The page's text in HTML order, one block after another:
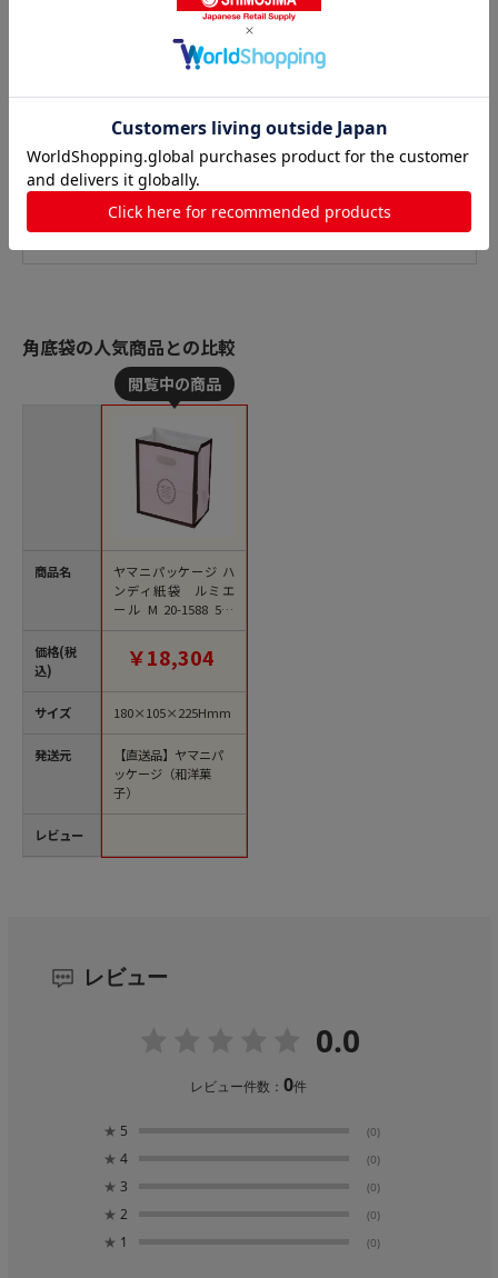
角底袋の人気商品との比較
商品名
価格(税
込)
サイズ
発送元
レビュー
ヤマニパッケージ ハ
ンディ紙袋 ルミエ
ール M 20-1588 500
枚/箱（ご注文単位1
箱）【直送品】
￥18,304
180×105×225Hmm
【直送品】ヤマニパ
ッケージ（和洋菓
子）
レビュー
0.0
レビュー件数：0件
★ 5 (0)
★ 4 (0)
★ 3 (0)
★ 2 (0)
★ 1 (0)